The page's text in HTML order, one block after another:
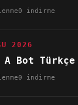
0 indirme
2026
A Bot Türkçe
0 indirme